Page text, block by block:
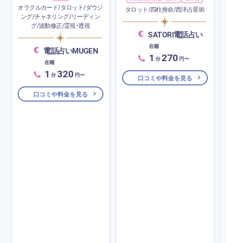
オラクルカード/タロット/ダウジ
ング/チャネリング/リーディン
グ/波動修正/霊視・透視
電話占いMUGEN
在籍
1 分 320 円〜
口コミや料金を見る
タロット/四柱推命/西洋占星術
SATORI電話占い
在籍
1 分 270 円〜
口コミや料金を見る